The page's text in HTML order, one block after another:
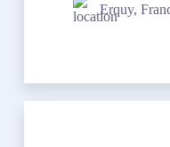
Erquy,